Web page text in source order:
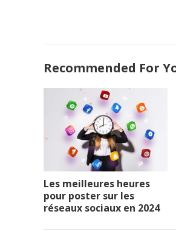
Recommended For
Les meilleures heures
pour poster sur les
réseaux sociaux en 2024